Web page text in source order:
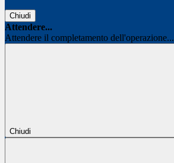
Chiudi
Attendere...
Attendere il completamento dell'operazione...
Chiudi